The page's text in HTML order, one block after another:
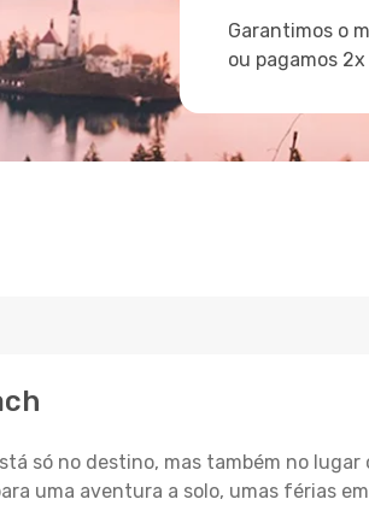
Garantimos o
ou pagamos
só no destino, mas também no
uma aventura a solo, umas férias